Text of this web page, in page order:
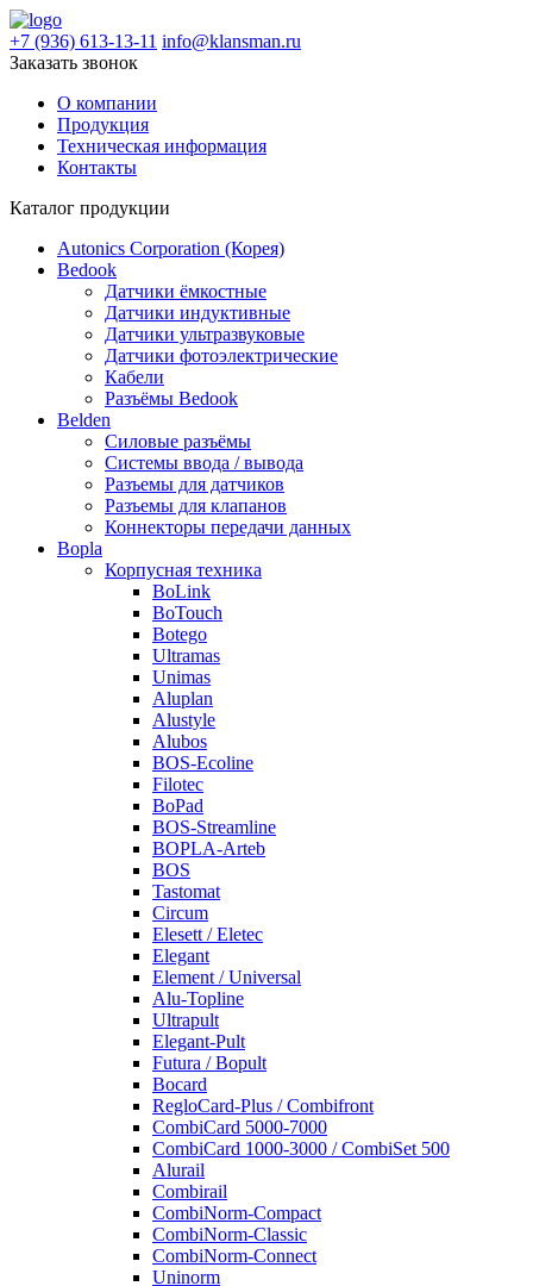
+7 (936) 613-13-11 info@klansman.ru
Заказать звонок
О компании
Продукция
Техническая информация
Контакты
Каталог продукции
Autonics Corporation (Корея)
Bedook
Датчики ёмкостные
Датчики индуктивные
Датчики ультразвуковые
Датчики фотоэлектрические
Кабели
Разъёмы Bedook
Belden
Силовые разъёмы
Системы ввода / вывода
Разъемы для датчиков
Разъемы для клапанов
Коннекторы передачи данных
Bopla
Корпусная техника
BoLink
BoTouch
Botego
Ultramas
Unimas
Aluplan
Alustyle
Alubos
BOS-Ecoline
Filotec
BoPad
BOS-Streamline
BOPLA-Arteb
BOS
Tastomat
Circum
Elesett / Eletec
Elegant
Element / Universal
Alu-Topline
Ultrapult
Elegant-Pult
Futura / Bopult
Bocard
RegloCard-Plus / Combifront
CombiCard 5000-7000
CombiCard 1000-3000 / CombiSet 500
Alurail
Combirail
CombiNorm-Compact
CombiNorm-Classic
CombiNorm-Connect
Uninorm